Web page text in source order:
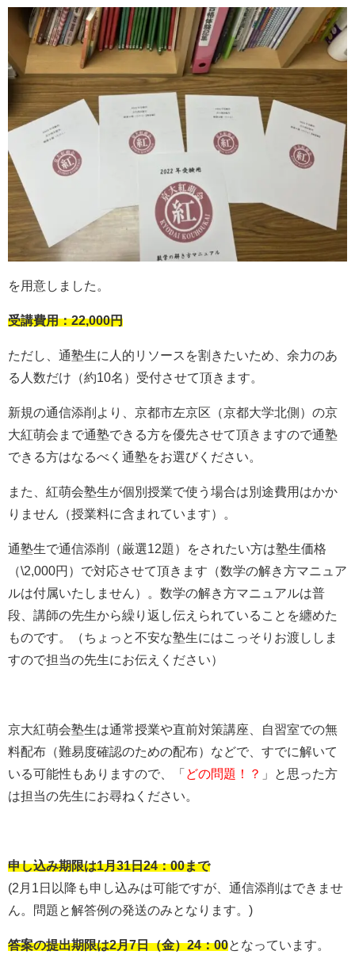
を用意しました。
受講費用：22,000円
ただし、通塾生に人的リソースを割きたいため、余力のあ
る人数だけ（約10名）受付させて頂きます。
新規の通信添削より、京都市左京区（京都大学北側）の京
大紅萌会まで通塾できる方を優先させて頂きますので通塾
できる方はなるべく通塾をお選びください。
また、紅萌会塾生が個別授業で使う場合は別途費用はかか
りません（授業料に含まれています）。
通塾生で通信添削（厳選12題）をされたい方は塾生価格
（\2,000円）で対応させて頂きます（数学の解き方マニュア
ルは付属いたしません）。数学の解き方マニュアルは普
段、講師の先生から繰り返し伝えられていることを纏めた
ものです。（ちょっと不安な塾生にはこっそりお渡ししま
すので担当の先生にお伝えください）
京大紅萌会塾生は通常授業や直前対策講座、自習室での無
料配布（難易度確認のための配布）などで、すでに解いて
いる可能性もありますので、「 どの問題！？
」と思った方
は担当の先生にお尋ねください。
申し込み期限は1月31日24：00まで
(2月1日以降も申し込みは可能ですが、通信添削はできませ
ん。問題と解答例の発送のみとなります。)
答案の提出期限は2月7日（金）24：00となっています。